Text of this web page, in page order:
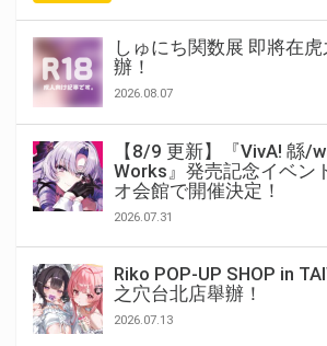
しゅにち関数展 即將在
辦！
2026.08.07
【8/9 更新】『VivA! 緜/
Works』発売記念イベン
オ会館で開催決定！
2026.07.31
Riko POP-UP SHOP in
之穴台北店舉辦！
2026.07.13